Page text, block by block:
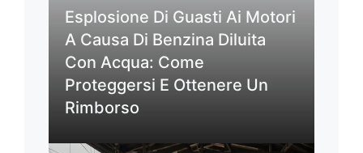
Esplosione Di Guasti Ai Motori
A Causa Di Benzina Diluita
Con Acqua: Come
Proteggersi E Ottenere Un
Rimborso